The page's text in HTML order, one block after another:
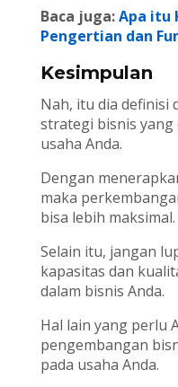
Baca juga:Apa itu
Pengertian dan
Kesimpulan
Nah, itu dia definisi
strategi bisnis yang
usaha Anda.
Dengan
maka
bisa lebih maksimal.
Selain itu, jangan
kapasitas dan
dalam bisnis Anda.
Hal lain yang perlu
pengembangan
pada usaha Anda.